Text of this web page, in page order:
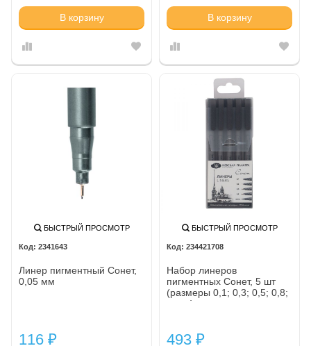
В корзину В корзину
БЫСТРЫЙ ПРОСМОТР
2341643
Линер пигментный Сонет,
0,05 мм
116 ₽
БЫСТРЫЙ ПРОСМОТР
234421708
Набор линеров
пигментных Сонет, 5 шт
(размеры 0,1; 0,3; 0,5; 0,8;
кисть)
493 ₽